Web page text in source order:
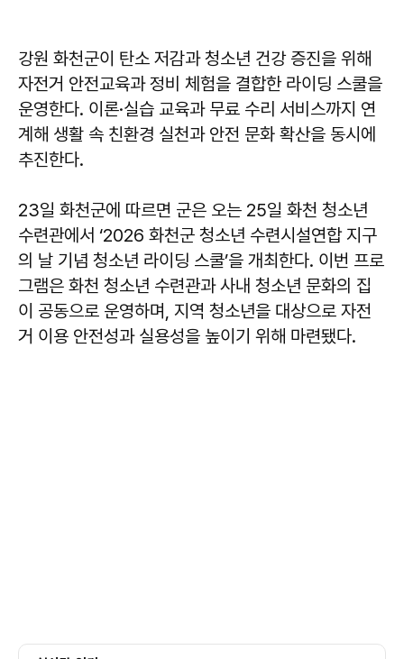
강원 화천군이 탄소 저감과 청소년 건강 증진을 위해
자전거 안전교육과 정비 체험을 결합한 라이딩 스쿨을
운영한다. 이론·실습 교육과 무료 수리 서비스까지 연
계해 생활 속 친환경 실천과 안전 문화 확산을 동시에
추진한다.
23일 화천군에 따르면 군은 오는 25일 화천 청소년
수련관에서 ‘2026 화천군 청소년 수련시설연합 지구
의 날 기념 청소년 라이딩 스쿨’을 개최한다. 이번 프로
그램은 화천 청소년 수련관과 사내 청소년 문화의 집
이 공동으로 운영하며, 지역 청소년을 대상으로 자전
거 이용 안전성과 실용성을 높이기 위해 마련됐다.